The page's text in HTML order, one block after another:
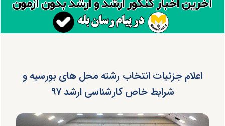
اعلام جزئیات انتخاب رشته محل های بورسیه و
شرایط خاص کارشناسی ارشد ۹۷